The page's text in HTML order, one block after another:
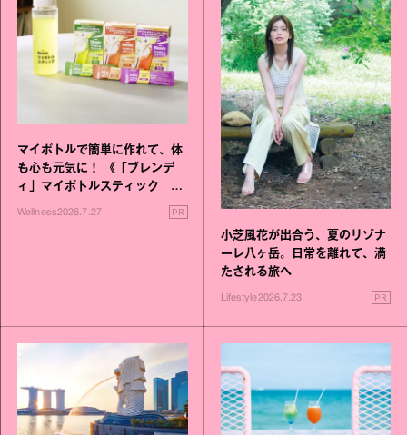
マイボトルで簡単に作れて、体
も心も元気に！ 《「ブレンデ
ィ」マイボトルスティック い
いこと毎日》シリーズが誕生
Wellness2026.7.27 PR
小芝風花が出合う、夏のリゾナ
ーレ八ヶ岳。日常を離れて、満
たされる旅へ
Lifestyle2026.7.23 PR